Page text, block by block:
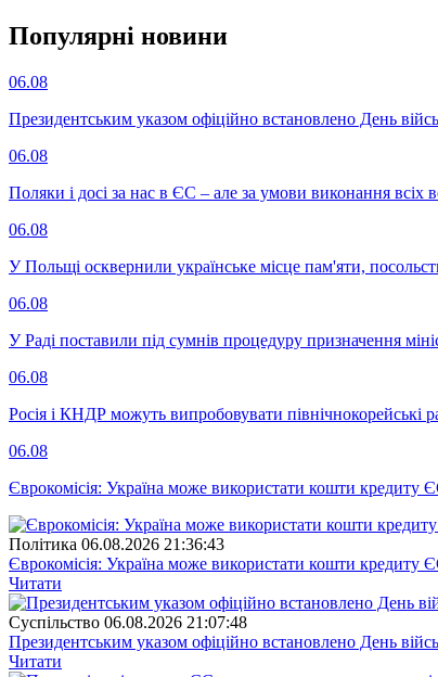
Популярнi новини
06.08
Президентським указом офіційно встановлено День
06.08
Поляки і досі за нас в ЄС – але за умови виконання
06.08
У Польщі осквернили українське місце пам'яти,
06.08
У Раді поставили під сумнів процедуру призначення
06.08
Росія і КНДР можуть випробовувати північнокорейські
06.08
Єврокомісія: Україна може використати кошти кредиту
Полiтика 06.08.2026 21:36:43
Єврокомісія: Україна може використати кошти кредиту
Читати
Суспiльство 06.08.2026 21:07:48
Президентським указом офіційно встановлено День
Читати